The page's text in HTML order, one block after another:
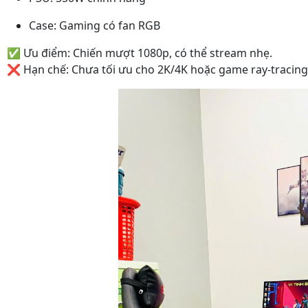
Case: Gaming có fan RGB
✅ Ưu điểm: Chiến mượt 1080p, có thể stream nhẹ.
❌ Hạn chế: Chưa tối ưu cho 2K/4K hoặc game ray-